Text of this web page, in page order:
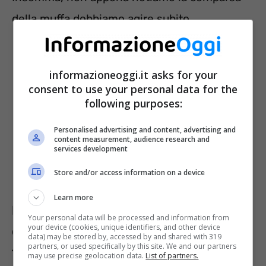
della muffa dobbiamo agire subito.
Muffa sul materasso o nei muri di
casa? Ecco un trucco inedito per
toglierla all’istante
informazioneoggi.it asks for your
consent to use your personal data for the
following purposes:
Personalised advertising and content, advertising and
content measurement, audience research and
services development
Store and/or access information on a device
Learn more
Your personal data will be processed and information from
your device (cookies, unique identifiers, and other device
data) may be stored by, accessed by and shared with 319
partners, or used specifically by this site. We and our partners
may use precise geolocation data. List of partners.